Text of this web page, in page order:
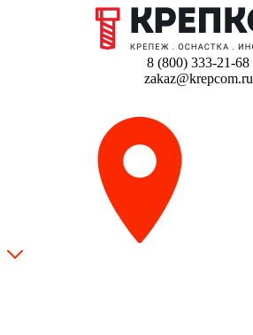
8 (800) 333-21-68
zakaz@krepcom.ru